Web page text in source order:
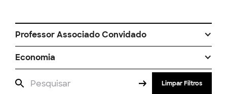
Professor Associado Convidado
Economia
Limpar Filtros